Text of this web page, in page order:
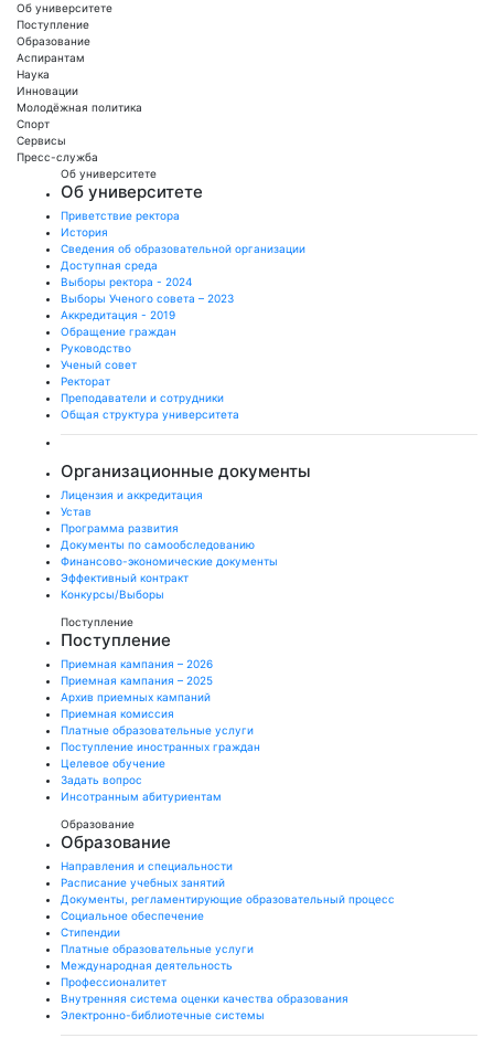
Об университете
Поступление
Образование
Аспирантам
Наука
Инновации
Молодёжная политика
Спорт
Сервисы
Пресс-служба
Об университете
Об университете
Приветствие ректора
История
Сведения об образовательной организации
Доступная среда
Выборы ректора - 2024
Выборы Ученого совета – 2023
Аккредитация - 2019
Обращение граждан
Руководство
Ученый совет
Ректорат
Преподаватели и сотрудники
Общая структура университета
Организационные документы
Лицензия и аккредитация
Устав
Программа развития
Документы по самообследованию
Финансово-экономические документы
Эффективный контракт
Конкурсы/Выборы
Поступление
Поступление
Приемная кампания – 2026
Приемная кампания – 2025
Архив приемных кампаний
Приемная комиссия
Платные образовательные услуги
Поступление иностранных граждан
Целевое обучение
Задать вопрос
Инсотранным абитуриентам
Образование
Образование
Направления и специальности
Расписание учебных занятий
Документы, регламентирующие образовательный процесс
Социальное обеспечение
Стипендии
Платные образовательные услуги
Международная деятельность
Профессионалитет
Внутренняя система оценки качества образования
Электронно-библиотечные системы